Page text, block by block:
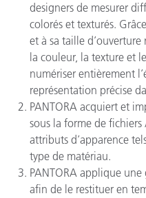
designers de mesurer
colorés et texturés.
et à sa taille
la couleur, la texture et
numériser entièrement
représentation précise
PANTORA acquiert et
sous la forme de
attributs d’apparence
type de matériau.
PANTORA applique
afin de le restituer en